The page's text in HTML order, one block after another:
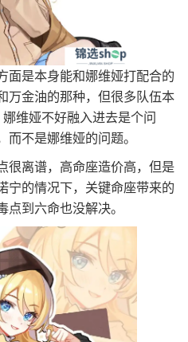
是本身能和娜维娅打配合的
万金油的那种，但很多队伍本
维娅不好融入进去是个问
不是娜维娅的问题。
离谱，高命座造价高，但是
宁的情况下，关键命座带来的
到六命也没解决。